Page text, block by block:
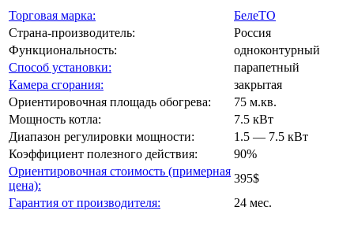
Торговая марка:
БелеТО
Страна-производитель:
Россия
Функциональность:
одноконтурный
Способ установки:
парапетный
Камера сгорания:
закрытая
Ориентировочная площадь обогрева:
75 м.кв.
Мощность котла:
7.5 кВт
Диапазон регулировки мощности:
1.5 — 7.5 кВт
Коэффициент полезного действия:
90%
Ориентировочная стоимость (примерная
цена):
395$
Гарантия от производителя:
24 мес.